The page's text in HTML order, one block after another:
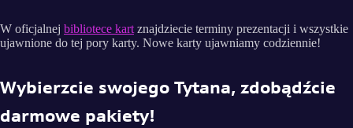
W oficjalnej bibliotece kart znajdziecie terminy prezentacji i wszystkie
ujawnione do tej pory karty. Nowe karty ujawniamy codziennie!
Wybierzcie swojego Tytana, zdobądźcie
darmowe pakiety!